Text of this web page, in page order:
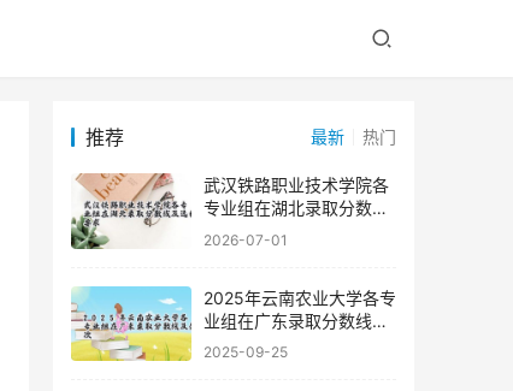
推荐 最新 热门
武汉铁路职业技术学院各
专业组在湖北录取分数线
及选科要求
2026-07-01
2025年云南农业大学各专
业组在广东录取分数线及
位次
2025-09-25